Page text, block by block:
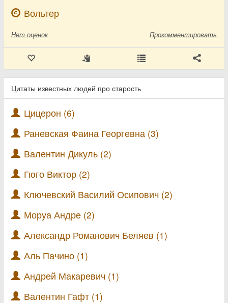
Вольтер
Нет оценок Прокомментировать
Цитаты известных людей про старость
Цицерон (6)
Раневская Фаина Георгевна (3)
Валентин Дикуль (2)
Гюго Виктор (2)
Ключевский Василий Осипович (2)
Моруа Андре (2)
Александр Романович Беляев (1)
Аль Пачино (1)
Андрей Макаревич (1)
Валентин Гафт (1)